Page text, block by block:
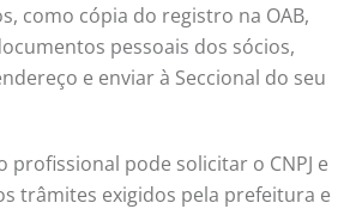
como cópia do registro na OAB,
pessoais dos sócios,
e enviar à Seccional do seu
profissional pode solicitar o CNPJ e
trâmites exigidos pela prefeitura e